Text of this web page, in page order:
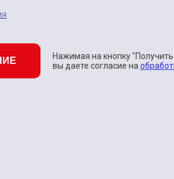
Нажимая на кнопку
вы даете согласие на